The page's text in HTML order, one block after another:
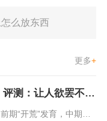
么放东西
更多+
《重返帝国》评测：让人欲罢不能的新一代策略游戏